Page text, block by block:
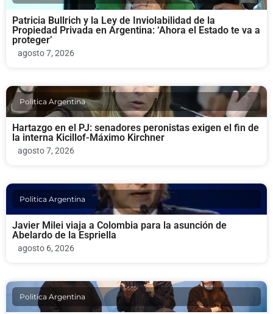
Patricia Bullrich y la Ley de Inviolabilidad de la
Propiedad Privada en Argentina: ‘Ahora el Estado te va a
proteger’
agosto 7, 2026
Politica Argentina
Hartazgo en el PJ: senadores peronistas exigen el fin de
la interna Kicillof-Máximo Kirchner
agosto 7, 2026
Politica Argentina
Javier Milei viaja a Colombia para la asunción de
Abelardo de la Espriella
agosto 6, 2026
Politica Argentina